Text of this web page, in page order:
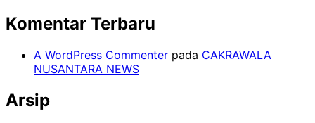
Komentar Terbaru
A WordPress Commenter pada CAKRAWALA
NUSANTARA NEWS
Arsip